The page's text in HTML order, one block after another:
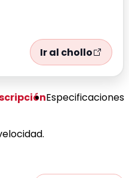
Ir al chollo
Especificaciones